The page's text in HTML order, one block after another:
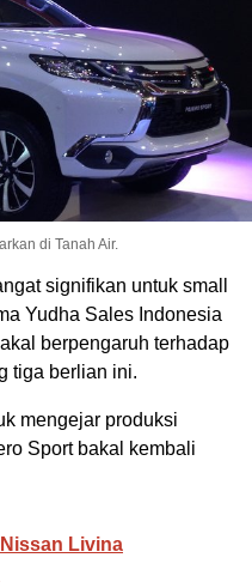
di Tanah Air.
signifikan untuk small
Yudha Sales Indonesia
berpengaruh terhadap
tiga berlian ini.
mengejar produksi
Sport bakal kembali
Livina